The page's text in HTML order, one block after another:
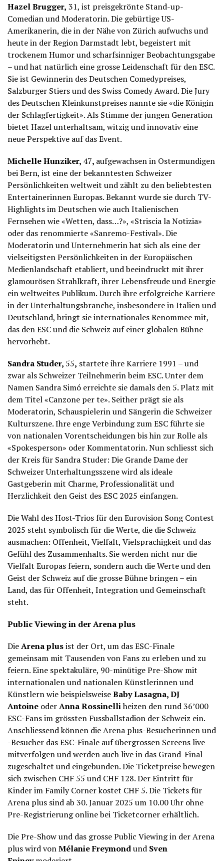
Hazel Brugger, 31, ist preisgekrönte Stand-up-
Comedian und Moderatorin. Die gebürtige US-
Amerikanerin, die in der Nähe von Zürich aufwuchs und
heute in der Region Darmstadt lebt, begeistert mit
trockenem Humor und scharfsinniger Beobachtungsgabe
– und hat natürlich eine grosse Leidenschaft für den ESC.
Sie ist Gewinnerin des Deutschen Comedypreises,
Salzburger Stiers und des Swiss Comedy Award. Die Jury
des Deutschen Kleinkunstpreises nannte sie «die Königin
der Schlagfertigkeit». Als Stimme der jungen Generation
bietet Hazel unterhaltsam, witzig und innovativ eine
neue Perspektive auf das Event.
Michelle Hunziker, 47, aufgewachsen in Ostermundigen
bei Bern, ist eine der bekanntesten Schweizer
Persönlichkeiten weltweit und zählt zu den beliebtesten
Entertainerinnen Europas. Bekannt wurde sie durch TV-
Highlights im Deutschen wie auch Italienischen
Fernsehen wie «Wetten, dass…?», «Striscia la Notizia»
oder das renommierte «Sanremo-Festival». Die
Moderatorin und Unternehmerin hat sich als eine der
vielseitigsten Persönlichkeiten in der Europäischen
Medienlandschaft etabliert, und beeindruckt mit ihrer
glamourösen Strahlkraft, ihrer Lebensfreude und Energie
ein weltweites Publikum. Durch ihre erfolgreiche Karriere
in der Unterhaltungsbranche, insbesondere in Italien und
Deutschland, bringt sie internationales Renommee mit,
das den ESC und die Schweiz auf einer globalen Bühne
hervorhebt.
Sandra Studer, 55, startete ihre Karriere 1991 – und
zwar als Schweizer Teilnehmerin beim ESC. Unter dem
Namen Sandra Simó erreichte sie damals den 5. Platz mit
dem Titel «Canzone per te». Seither prägt sie als
Moderatorin, Schauspielerin und Sängerin die Schweizer
Kulturszene. Ihre enge Verbindung zum ESC führte sie
von nationalen Vorentscheidungen bis hin zur Rolle als
«Spokesperson» oder Kommentatorin. Nun schliesst sich
der Kreis für Sandra Studer: Die Grande Dame der
Schweizer Unterhaltungsszene wird als ideale
Gastgeberin mit Charme, Professionalität und
Herzlichkeit den Geist des ESC 2025 einfangen.
Die Wahl des Host-Trios für den Eurovision Song Contest
2025 steht symbolisch für die Werte, die die Schweiz
ausmachen: Offenheit, Vielfalt, Vielsprachigkeit und das
Gefühl des Zusammenhalts. Sie werden nicht nur die
Vielfalt Europas feiern, sondern auch die Werte und den
Geist der Schweiz auf die grosse Bühne bringen – ein
Land, das für Offenheit, Integration und Gemeinschaft
steht.
Public Viewing in der Arena plus
DieArena plusist der Ort, um das ESC-Finale
gemeinsam mit Tausenden von Fans zu erleben und zu
feiern. Eine spektakuläre, 90-minütige Pre-Show mit
internationalen und nationalen Künstlerinnen und
Künstlern wie beispielsweiseBaby Lasagna, DJ
Antoine oderAnna Rossinelliheizen den rund 36’000
ESC-Fans im grössten Fussballstadion der Schweiz ein.
Anschliessend können die Arena plus-Besucherinnen und
-Besucher das ESC-Finale auf übergrossen Screens live
mitverfolgen und werden auch live in das Grand-Final
zugeschaltet und eingebunden. Die Ticketpreise bewegen
sich zwischen CHF 55 und CHF 128. Der Eintritt für
Kinder im Family Corner kostet CHF 5. Die Tickets für
Arena plus sind ab 30. Januar 2025 um 10.00 Uhr ohne
Pre-Registrierung online bei Ticketcorner erhältlich.
Die Pre-Show und das grosse Public Viewing in der Arena
plus wird vonMélanie Freymondund Sven